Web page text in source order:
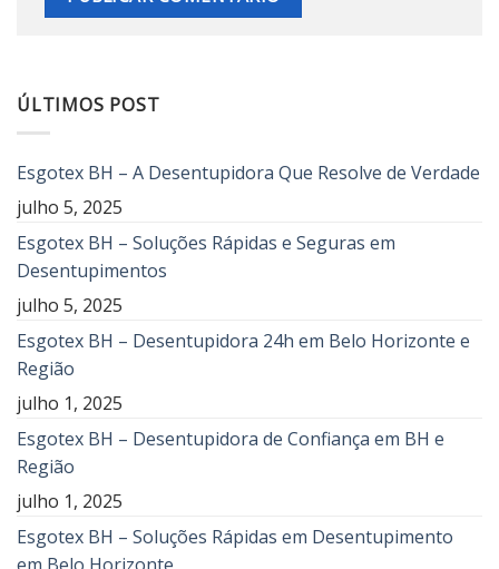
ÚLTIMOS POST
Esgotex BH – A Desentupidora Que Resolve de Verdade
julho 5, 2025
Esgotex BH – Soluções Rápidas e Seguras em
Desentupimentos
julho 5, 2025
Esgotex BH – Desentupidora 24h em Belo Horizonte e
Região
julho 1, 2025
Esgotex BH – Desentupidora de Confiança em BH e
Região
julho 1, 2025
Esgotex BH – Soluções Rápidas em Desentupimento